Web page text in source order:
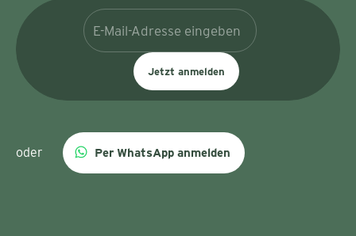
Jetzt anmelden
oder Per WhatsApp anmelden